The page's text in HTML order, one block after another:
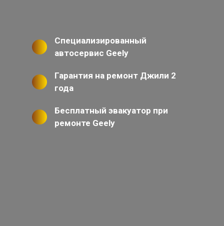
Специализированный
автосервис Geely
Гарантия на ремонт Джили 2
года
Бесплатный эвакуатор при
ремонте Geely